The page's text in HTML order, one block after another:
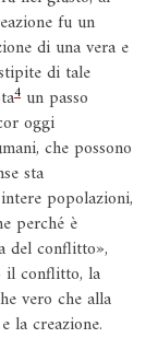
fu un
di una vera e
di tale
4 un passo
oggi
che possono
sta
popolazioni,
perché è
del conflitto»,
il conflitto, la
vero che alla
la creazione.